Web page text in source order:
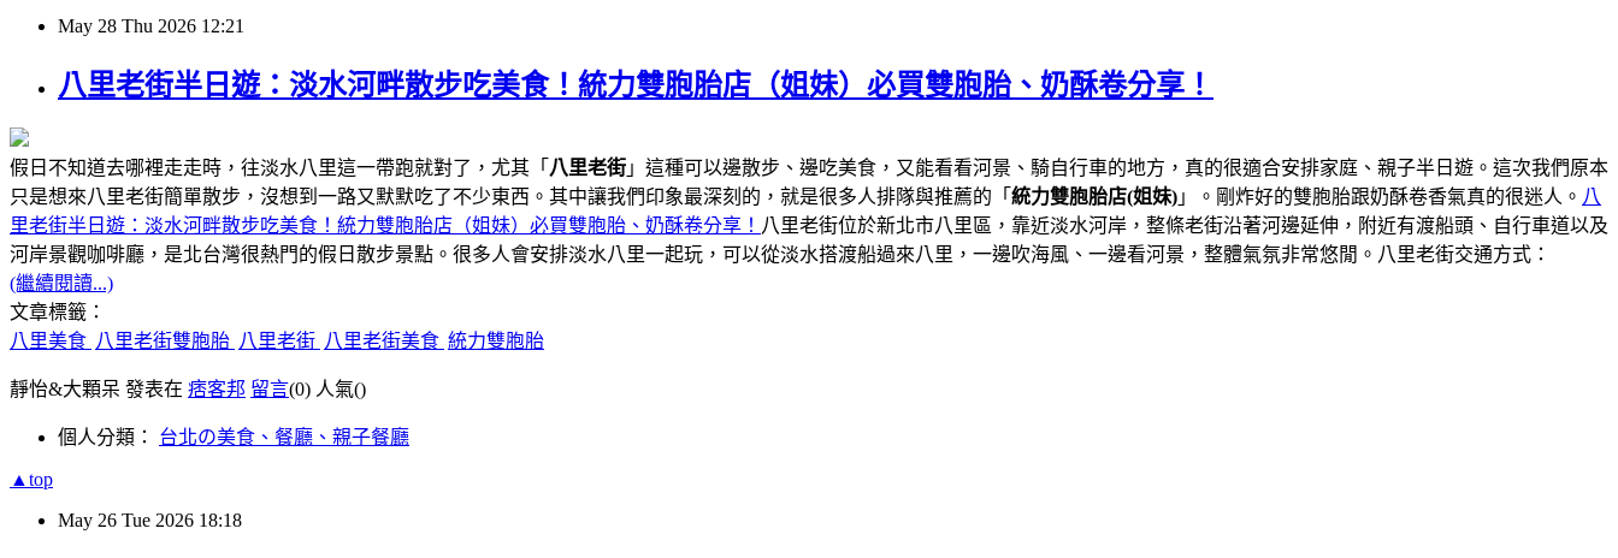
May 28 Thu 2026 12:21
八里老街半日遊：淡水河畔散步吃美食！統力雙胞胎店（姐妹）必買雙胞胎、奶酥卷分享！
假日不知道去哪裡走走時，往淡水八里這一帶跑就對了，尤其「 八里老街 」這種可以邊散步、邊吃美食，又能看看河景、騎自行車的地方，真的很適合安排家庭、親子半日遊。這次我們原本
只是想來八里老街簡單散步，沒想到一路又默默吃了不少東西。其中讓我們印象最深刻的，就是很多人排隊與推薦的「 統力雙胞胎店(姐妹) 」。剛炸好的雙胞胎跟奶酥卷香氣真的很迷人。 八
里老街半日遊：淡水河畔散步吃美食！統力雙胞胎店（姐妹）必買雙胞胎、奶酥卷分享！ 八里老街位於新北市八里區，靠近淡水河岸，整條老街沿著河邊延伸，附近有渡船頭、自行車道以及
河岸景觀咖啡廳，是北台灣很熱門的假日散步景點。很多人會安排淡水八里一起玩，可以從淡水搭渡船過來八里，一邊吹海風、一邊看河景，整體氣氛非常悠閒。八里老街交通方式：
(繼續閱讀...)
文章標籤：
八里美食 八里老街雙胞胎 八里老街 八里老街美食 統力雙胞胎
靜怡&大顆呆 發表在 痞客邦 留言(0) 人氣()
個人分類： 台北の美食、餐廳、親子餐廳
▲top
May 26 Tue 2026 18:18